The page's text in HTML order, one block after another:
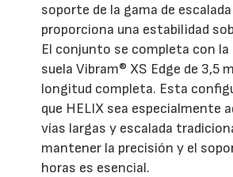
soporte de la gama de
proporciona una estabilidad
El conjunto se completa con
suela Vibram® XS Edge de 3,5
longitud completa. Esta
que HELIX sea especialmente
vías largas y escalada
mantener la precisión y el
horas es esencial.